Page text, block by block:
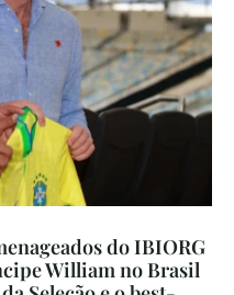
do IBIORG
William no Brasil